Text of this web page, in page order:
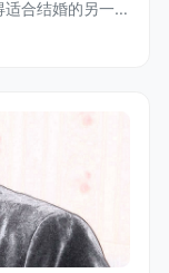
适合结婚的另一
婚恋交友网站。